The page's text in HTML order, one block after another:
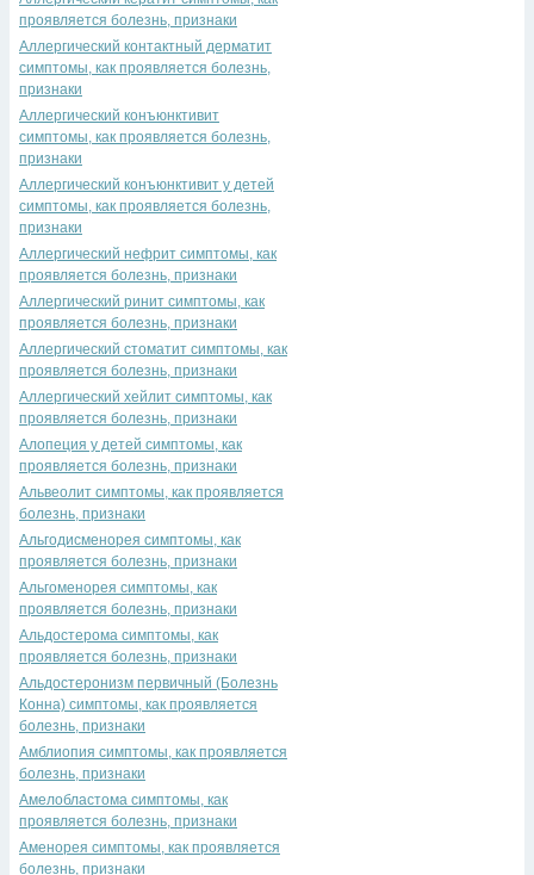
проявляется болезнь, признаки
Аллергический контактный дерматит
симптомы, как проявляется болезнь,
признаки
Аллергический конъюнктивит
симптомы, как проявляется болезнь,
признаки
Аллергический конъюнктивит у детей
симптомы, как проявляется болезнь,
признаки
Аллергический нефрит симптомы, как
проявляется болезнь, признаки
Аллергический ринит симптомы, как
проявляется болезнь, признаки
Аллергический стоматит симптомы, как
проявляется болезнь, признаки
Аллергический хейлит симптомы, как
проявляется болезнь, признаки
Алопеция у детей симптомы, как
проявляется болезнь, признаки
Альвеолит симптомы, как проявляется
болезнь, признаки
Альгодисменорея симптомы, как
проявляется болезнь, признаки
Альгоменорея симптомы, как
проявляется болезнь, признаки
Альдостерома симптомы, как
проявляется болезнь, признаки
Альдостеронизм первичный (Болезнь
Конна) симптомы, как проявляется
болезнь, признаки
Амблиопия симптомы, как проявляется
болезнь, признаки
Амелобластома симптомы, как
проявляется болезнь, признаки
Аменорея симптомы, как проявляется
болезнь, признаки